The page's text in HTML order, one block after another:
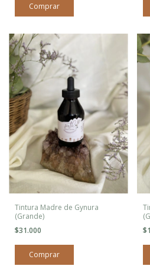
Tintura Madre de Gynura
(Grande)
$31.000